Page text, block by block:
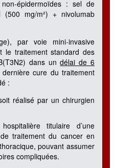
épidermoïdes : sel de
(500 mg/m²) + nivolumab
par voie mini-invasive
le traitement standard des
dans undélai de 6
cure du traitement
:
réalisé par un chirurgien
titulaire d’une
traitement du cancer en
pouvant assumer
compliquées.